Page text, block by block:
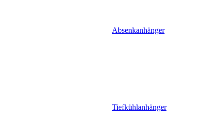
Absenkanhänger
Tiefkühlanhänger